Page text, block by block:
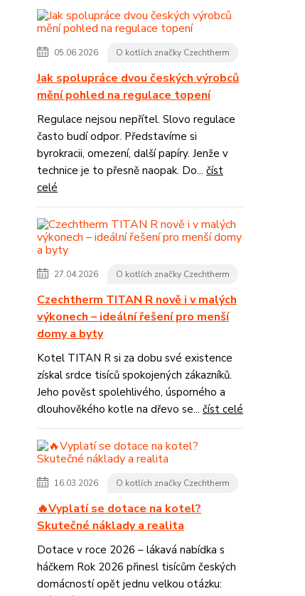
05.06.2026 O kotlích značky Czechtherm
Jak spolupráce dvou českých výrobců
mění pohled na regulace topení
Regulace nejsou nepřítel. Slovo regulace
často budí odpor. Představíme si
byrokracii, omezení, další papíry. Jenže v
technice je to přesně naopak. Do... číst
celé
27.04.2026 O kotlích značky Czechtherm
Czechtherm TITAN R nově i v malých
výkonech – ideální řešení pro menší
domy a byty
Kotel TITAN R si za dobu své existence
získal srdce tisíců spokojených zákazníků.
Jeho pověst spolehlivého, úsporného a
dlouhověkého kotle na dřevo se... číst celé
16.03.2026 O kotlích značky Czechtherm
🔥Vyplatí se dotace na kotel?
Skutečné náklady a realita
Dotace v roce 2026 – lákavá nabídka s
háčkem Rok 2026 přinesl tisícům českých
domácností opět jednu velkou otázku: